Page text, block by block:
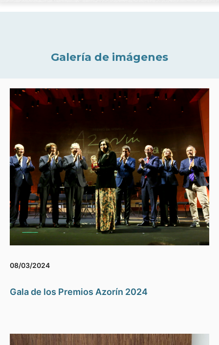
Galería de imágenes
08/03/2024
Gala de los Premios Azorín 2024